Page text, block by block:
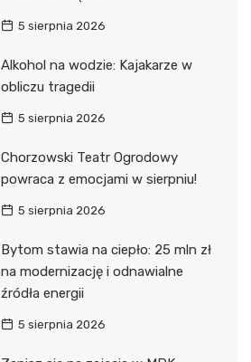
5 sierpnia 2026
Alkohol na wodzie: Kajakarze w
obliczu tragedii
5 sierpnia 2026
Chorzowski Teatr Ogrodowy
powraca z emocjami w sierpniu!
5 sierpnia 2026
Bytom stawia na ciepło: 25 mln zł
na modernizację i odnawialne
źródła energii
5 sierpnia 2026